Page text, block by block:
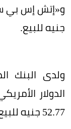
جنيه للبيع.
ولدى البنك
52.77 جنيه للبيع.